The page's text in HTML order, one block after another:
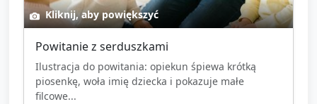
Kliknij, aby powiększyć
Powitanie z serduszkami
Ilustracja do powitania: opiekun śpiewa krótką
piosenkę, woła imię dziecka i pokazuje małe
filcowe...